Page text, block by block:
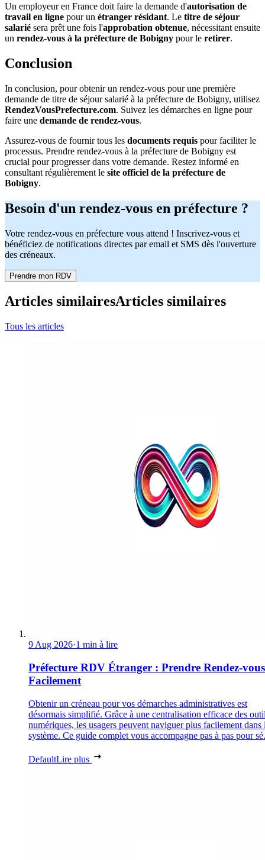
Un employeur en France doit faire la demande d'autorisation de
travail en ligne pour un étranger résidant. Le titre de séjour
salarié sera prêt une fois l'approbation obtenue, nécessitant ensuite
un rendez-vous à la préfecture de Bobigny pour le retirer.
Conclusion
In conclusion, pour obtenir un rendez-vous pour une première
demande de titre de séjour salarié à la préfecture de Bobigny, utilisez
RendezVousPrefecture.com. Suivez les démarches en ligne pour
faire une demande de rendez-vous.
Assurez-vous de fournir tous les documents requis pour faciliter le
processus. Prendre rendez-vous à la préfecture de Bobigny est
crucial pour progresser dans votre demande. Restez informé en
consultant régulièrement le site officiel de la préfecture de
Bobigny.
Besoin d'un rendez-vous en préfecture ?
Votre rendez-vous en préfecture vous attend ! Inscrivez-vous et
bénéficiez de notifications directes par email et SMS dès l'ouverture
des créneaux.
Prendre mon RDV
Articles similairesArticles similaires
Tous les articles
9 Aug 2026·1 min à lire
Préfecture RDV Étranger : Prendre Rendez-vous
Facilement
Obtenir un créneau pour vos démarches administratives est
désormais simplifié. Grâce à une centralisation efficace des
numériques, les usagers peuvent naviguer plus facilement dans
système. Ce guide complet vous accompagne pas à pas pour
DefaultLire plus